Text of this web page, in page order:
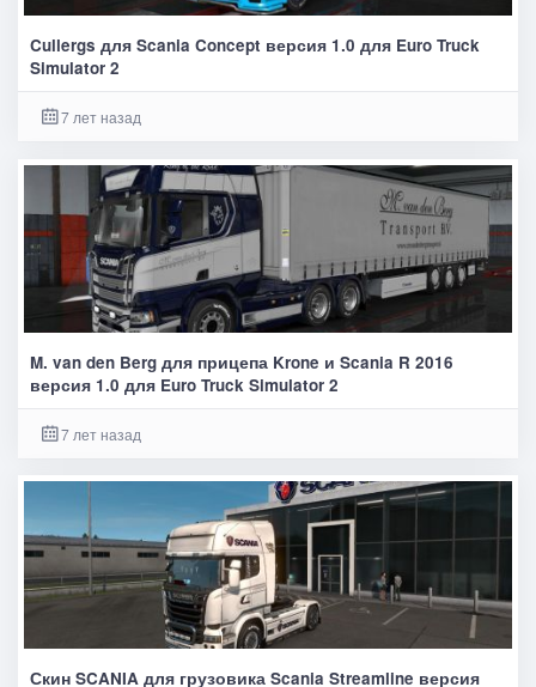
Cullergs для Scania Concept версия 1.0 для Euro Truck
Simulator 2
7 лет назад
M. van den Berg для прицепа Krone и Scania R 2016
версия 1.0 для Euro Truck Simulator 2
7 лет назад
Скин SCANIA для грузовика Scania Streamline версия